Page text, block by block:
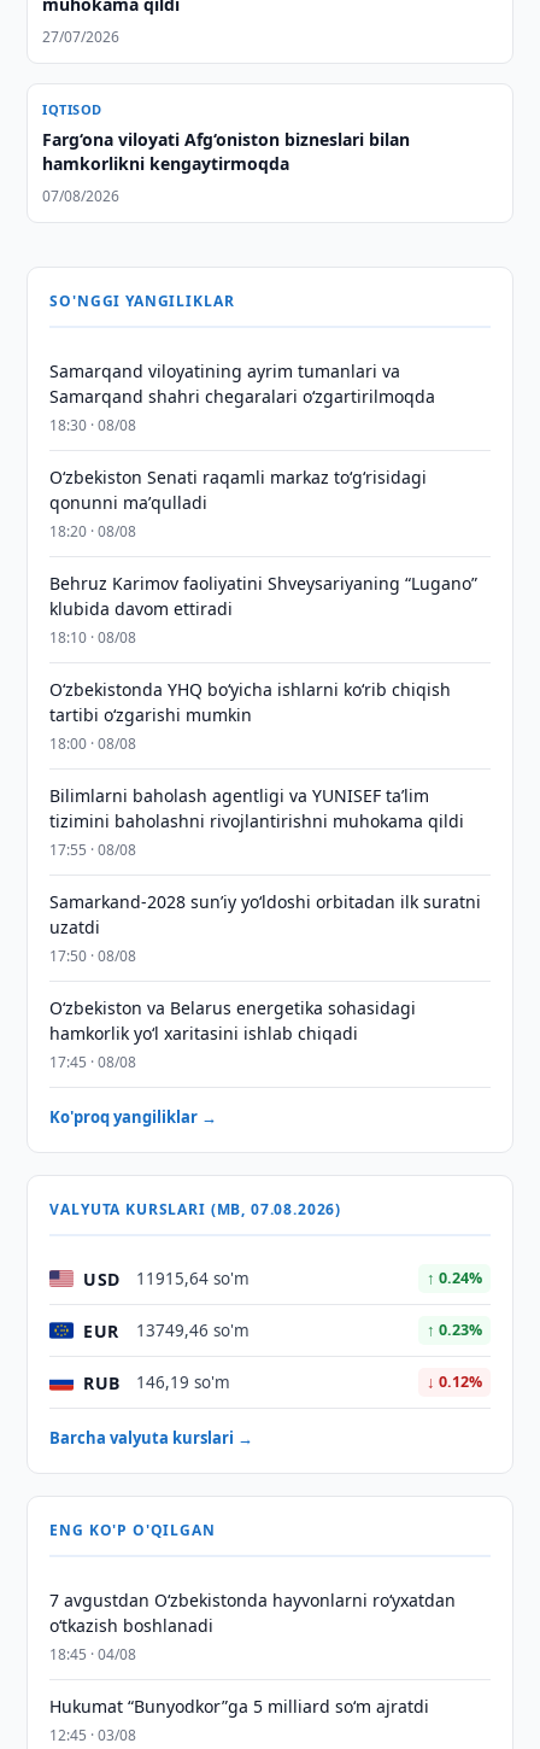
27/07/2026
IQTISOD
Farg‘ona viloyati Afg‘oniston bizneslari bilan
hamkorlikni kengaytirmoqda
07/08/2026
SO'NGGI YANGILIKLAR
Samarqand viloyatining ayrim tumanlari va
Samarqand shahri chegaralari oʻzgartirilmoqda
18:30 · 08/08
Oʻzbekiston Senati raqamli markaz toʻgʻrisidagi
qonunni maʼqulladi
18:20 · 08/08
Behruz Karimov faoliyatini Shveysariyaning “Lugano”
klubida davom ettiradi
18:10 · 08/08
O‘zbekistonda YHQ bo‘yicha ishlarni ko‘rib chiqish
tartibi o‘zgarishi mumkin
18:00 · 08/08
Bilimlarni baholash agentligi va YUNISEF taʼlim
tizimini baholashni rivojlantirishni muhokama qildi
17:55 · 08/08
Samarkand-2028 sunʼiy yo‘ldoshi orbitadan ilk suratni
uzatdi
17:50 · 08/08
Oʻzbekiston va Belarus energetika sohasidagi
hamkorlik yoʻl xaritasini ishlab chiqadi
17:45 · 08/08
Ko'proq yangiliklar →
VALYUTA KURSLARI (MB, 07.08.2026)
USD 11915,64 so'm ↑ 0.24%
EUR 13749,46 so'm ↑ 0.23%
RUB 146,19 so'm ↓ 0.12%
Barcha valyuta kurslari →
ENG KO'P O'QILGAN
7 avgustdan O‘zbekistonda hayvonlarni ro‘yxatdan
o‘tkazish boshlanadi
18:45 · 04/08
Hukumat “Bunyodkor”ga 5 milliard so‘m ajratdi
12:45 · 03/08